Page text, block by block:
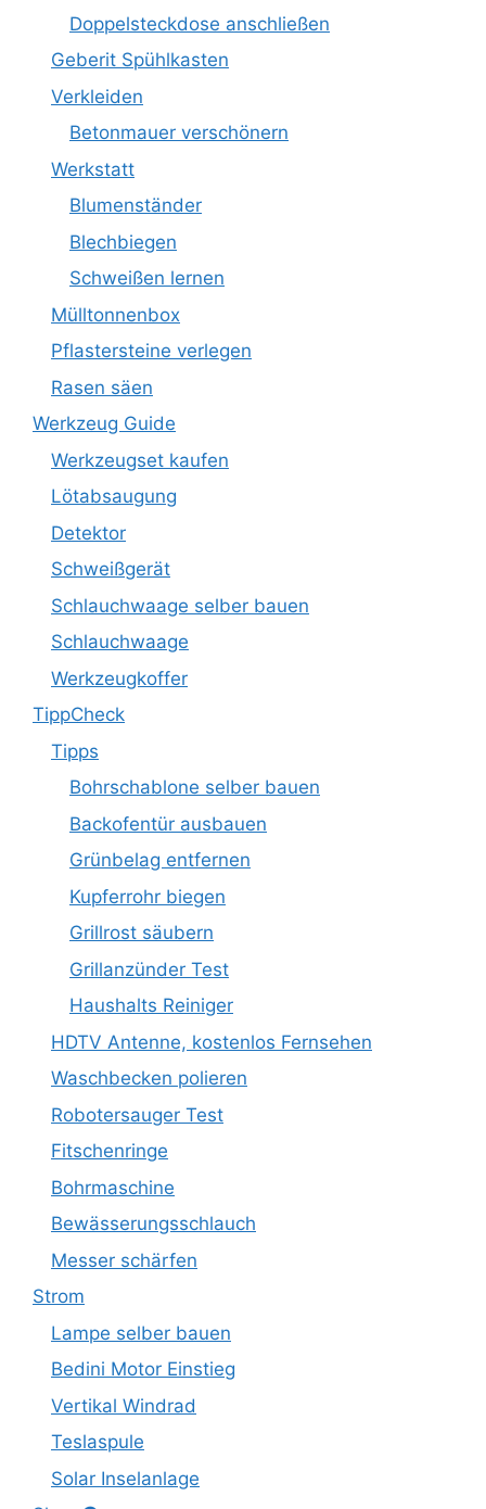
Doppelsteckdose anschließen
Geberit Spühlkasten
Verkleiden
Betonmauer verschönern
Werkstatt
Blumenständer
Blechbiegen
Schweißen lernen
Mülltonnenbox
Pflastersteine verlegen
Rasen säen
Werkzeug Guide
Werkzeugset kaufen
Lötabsaugung
Detektor
Schweißgerät
Schlauchwaage selber bauen
Schlauchwaage
Werkzeugkoffer
TippCheck
Tipps
Bohrschablone selber bauen
Backofentür ausbauen
Grünbelag entfernen
Kupferrohr biegen
Grillrost säubern
Grillanzünder Test
Haushalts Reiniger
HDTV Antenne, kostenlos Fernsehen
Waschbecken polieren
Robotersauger Test
Fitschenringe
Bohrmaschine
Bewässerungsschlauch
Messer schärfen
Strom
Lampe selber bauen
Bedini Motor Einstieg
Vertikal Windrad
Teslaspule
Solar Inselanlage